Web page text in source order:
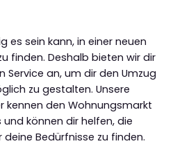
es sein kann, in einer neuen
finden. Deshalb bieten wir dir
Service an, um dir den Umzug
zu gestalten. Unsere
kennen den Wohnungsmarkt
können dir helfen, die
Bedürfnisse zu finden.